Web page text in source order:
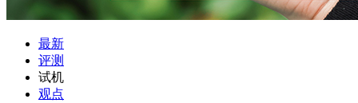
最新
评测
试机
观点